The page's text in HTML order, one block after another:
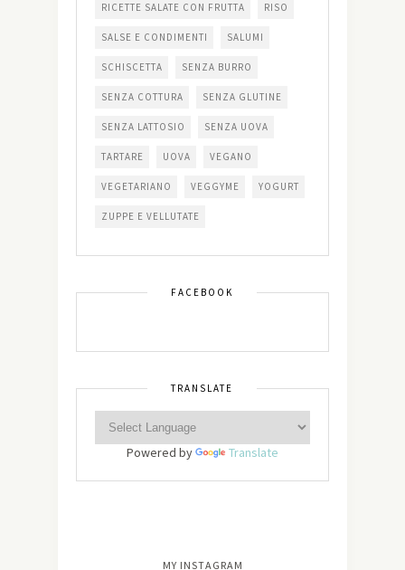
RICETTE SALATE CON FRUTTA RISO
SALSE E CONDIMENTI SALUMI
SCHISCETTA SENZA BURRO
SENZA COTTURA SENZA GLUTINE
SENZA LATTOSIO SENZA UOVA
TARTARE UOVA VEGANO
VEGETARIANO VEGGYME YOGURT
ZUPPE E VELLUTATE
FACEBOOK
TRANSLATE
Powered by Translate
MY INSTAGRAM
[wdi_feed id=”2″]